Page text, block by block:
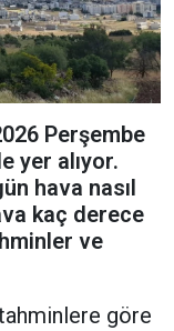
Perşembe
yer alıyor.
hava nasıl
kaç derece
ve
göre